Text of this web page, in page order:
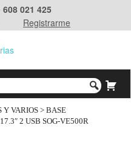
021 425
Registrarme
Y VARIOS > BASE
2 USB SOG-VE500R